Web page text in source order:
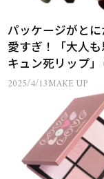
パッケージがと
愛すぎ！「大人
キュン死リップ
2025/4/13MAKE UP